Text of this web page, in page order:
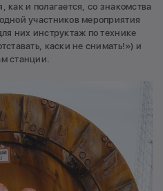
и полагается, со знакомства
участников мероприятия
них инструктаж по технике
каски не снимать!») и
станции.